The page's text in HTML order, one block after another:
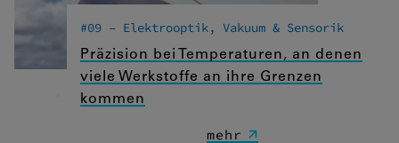
#09 – Elektrooptik, Vakuum & Sensorik
Präzision bei Temperaturen, an denen
viele Werkstoffe an ihre Grenzen
kommen
mehr